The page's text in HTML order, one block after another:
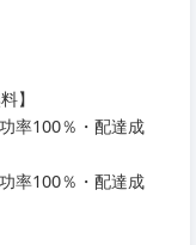
】
率100％・配達成
率100％・配達成